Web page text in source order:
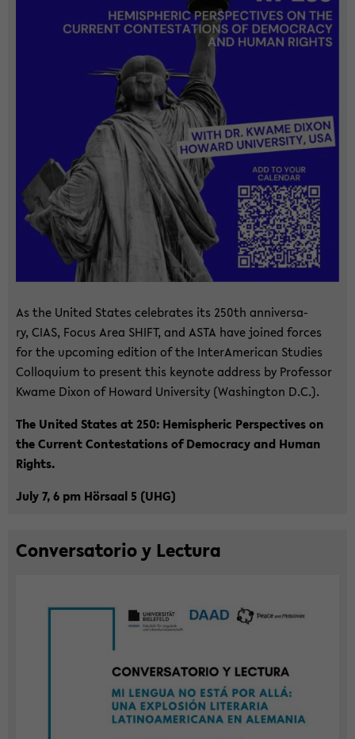
As the United Sta­tes ce­le­bra­tes its 250th an­ni­versa­
ry, CIAS, Focus Area SHIFT, and ASTA have joi­ned for­ces
for the up­co­ming edi­ti­on of the In­ter­Ame­ri­can Stu­dies
Col­lo­qui­um to pre­sent this key­note ad­dress by Pro­fes­sor
Kwame Dixon of Howard Uni­ver­si­ty (Wa­shing­ton D.C.).
The United Sta­tes at 250: He­mi­s­phe­ric Per­spec­ti­ves on
the Cur­rent Con­te­sta­ti­ons of De­mo­cra­cy and Human
Rights.
July 7, 6 pm Hör­saal 5 (UHG)
Con­ver­sa­to­rio y Lec­tu­ra